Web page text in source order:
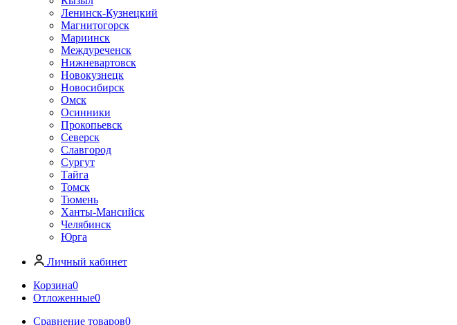
Ленинск-Кузнецкий
Магнитогорск
Мариинск
Междуреченск
Нижневартовск
Новокузнецк
Новосибирск
Омск
Осинники
Прокопьевск
Северск
Славгород
Сургут
Тайга
Томск
Тюмень
Ханты-Мансийск
Челябинск
Юрга
Личный кабинет
Корзина0
Отложенные0
Сравнение товаров0